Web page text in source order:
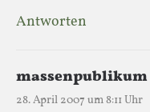
Antworten
massenpublikum
28. April 2007 um 8:11 Uhr